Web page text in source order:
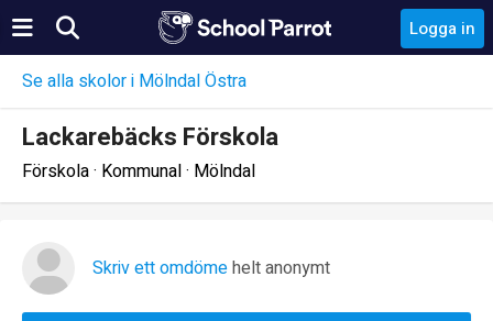
Logga in
Se alla skolor i Mölndal Östra
Lackarebäcks Förskola
Förskola · Kommunal · Mölndal
Skriv ett omdömehelt anonymt